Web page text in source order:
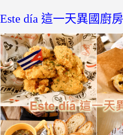
Este día 這一天異國廚房